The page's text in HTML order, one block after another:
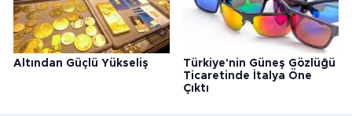
Altından Güçlü Yükseliş
Türkiye'nin Güneş Gözlüğü
Ticaretinde İtalya Öne
Çıktı